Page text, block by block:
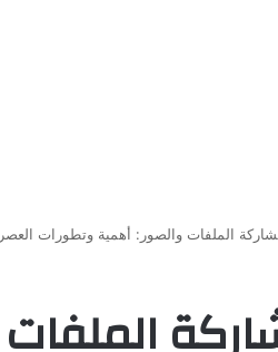
الملفات والصور: أهمية وتطورات